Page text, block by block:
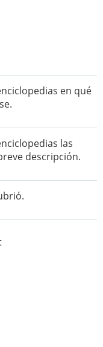
en qué
las
descripción.